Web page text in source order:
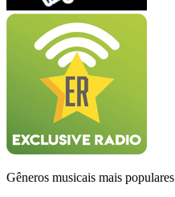
Gêneros musicais mais populares